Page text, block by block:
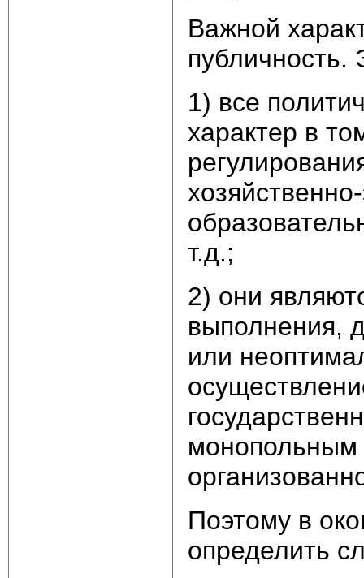
Важной
публичность.
1) все
характер в
т.д.;
2) они
выполнения,
или
монопольным
Поэтому в
определить